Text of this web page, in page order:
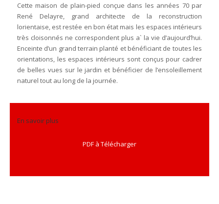
Cette maison de plain-pied conçue dans les années 70 par
René Delayre, grand architecte de la reconstruction
lorientaise, est restée en bon état mais les espaces intérieurs
très cloisonnés ne correspondent plus a` la vie d’aujourd’hui.
Enceinte d’un grand terrain planté et bénéficiant de toutes les
orientations, les espaces intérieurs sont conçus pour cadrer
de belles vues sur le jardin et bénéficier de l’ensoleillement
naturel tout au long de la journée.
En savoir plus
PDF à Télécharger